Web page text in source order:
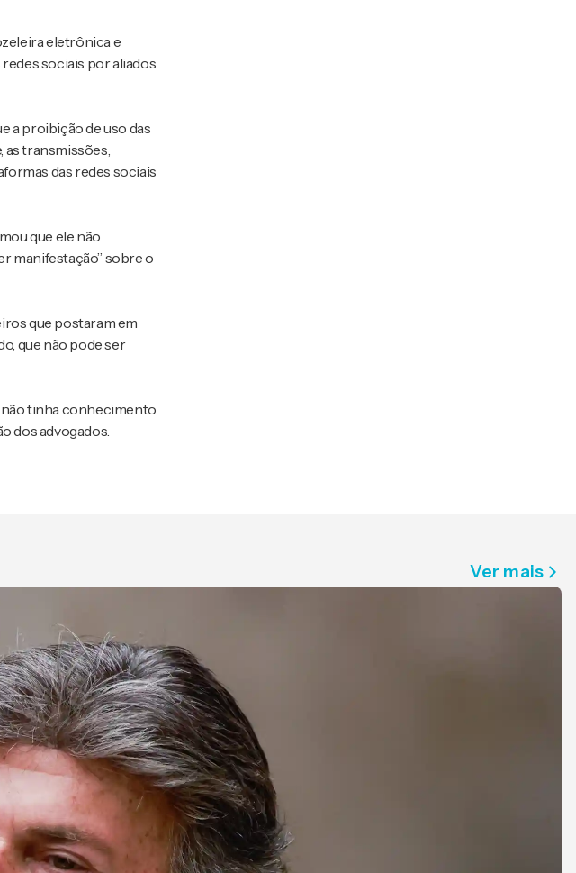
eletrônica e
sociais por aliados
a proibição de uso das
as transmissões,
das redes sociais
que ele não
manifestação” sobre o
que postaram em
que não pode ser
não tinha conhecimento
dos advogados.
Ver mais